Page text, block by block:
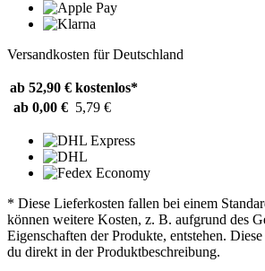
Versandkosten für Deutschland
ab 52,90 € kostenlos*
ab 0,00 € 5,79 €
* Diese Lieferkosten fallen bei einem
können weitere Kosten, z. B. aufgrund des
Eigenschaften der Produkte, entstehen.
du direkt in der Produktbeschreibung.